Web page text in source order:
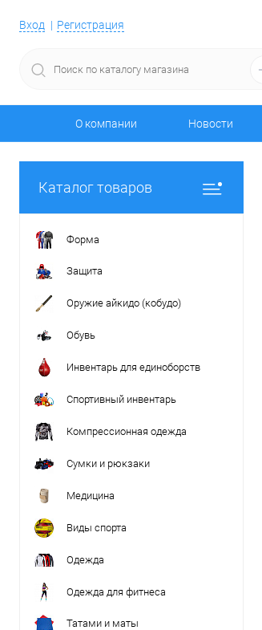
Вход Регистрация
О компании Новости
Каталог товаров
Форма
Защита
Оружие айкидо (кобудо)
Обувь
Инвентарь для единоборств
Спортивный инвентарь
Компрессионная одежда
Сумки и рюкзаки
Медицина
Виды спорта
Одежда
Одежда для фитнеса
Татами и маты